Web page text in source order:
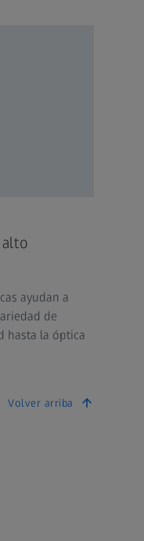
alto
ayudan a
de
hasta la óptica
Volver arriba